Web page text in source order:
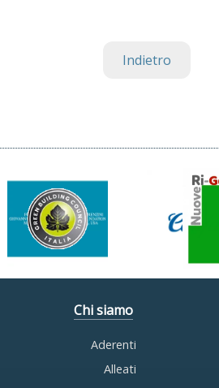
Indietro
Chi siamo
Aderenti
Alleati